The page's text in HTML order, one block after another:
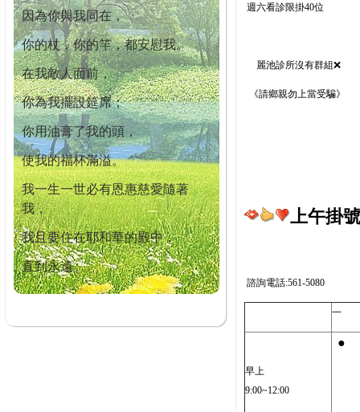
因為你與我同在，
你的杖，你的竿，都安慰我。
在我敵人面前，
你為我擺設筵席；
你用油膏了我的頭，
使我的福杯滿溢。
我一生一世必有恩惠慈愛隨著
我，
我且要住在耶和華的殿中，
直到永遠。
週六看診限掛40位
麗池診所沒有群組❌
《請鄉親勿上當受騙》
上午掛
諮詢電話:561-5080
一
早上
9:00~12:00
●